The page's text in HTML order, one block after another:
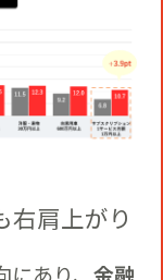
右肩上がり